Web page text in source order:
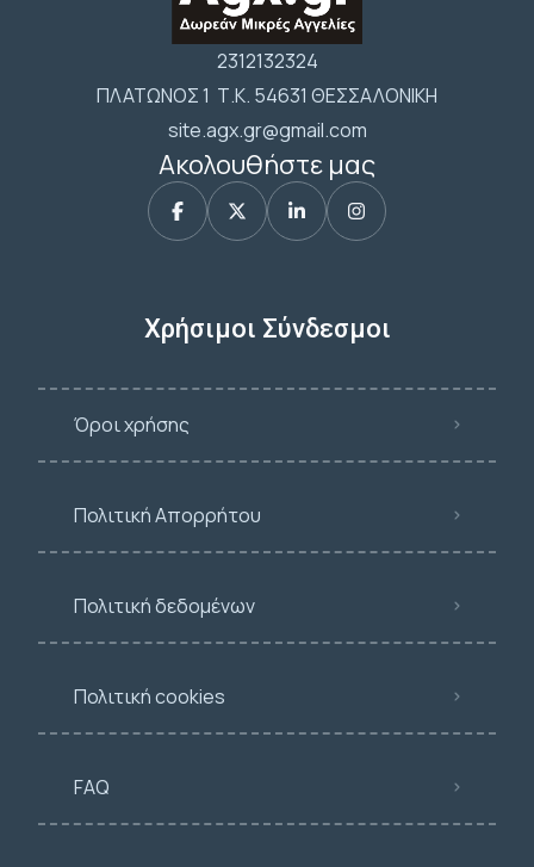
2312132324
ΠΛΑΤΩΝΟΣ 1 Τ.Κ. 54631 ΘΕΣΣΑΛΟΝΙΚΗ
site.agx.gr@gmail.com
Ακολουθήστε μας
Χρήσιμοι Σύνδεσμοι
Όροι χρήσης
Πολιτική Απορρήτου
Πολιτική δεδομένων
Πολιτική cookies
FAQ